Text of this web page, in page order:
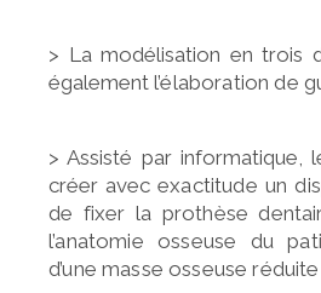
> La modélisation en trois
également l’élaboration de
> Assisté par informatique,
créer avecexactitude un
de fixer la prothèse
l’anatomie osseuse du
d’une masse osseuse